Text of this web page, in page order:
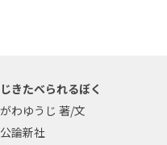
きたべられるぼく
わゆうじ 著/文
論新社